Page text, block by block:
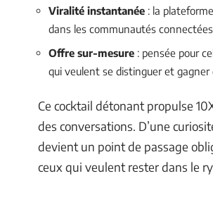
Viralité instantanée : la
dans les communautés connectées
Offre sur-mesure : pensée pour
qui veulent se distinguer et gagner
Ce cocktail détonant propulse
des conversations. D’une
devient un point de passage
ceux qui veulent rester dans le